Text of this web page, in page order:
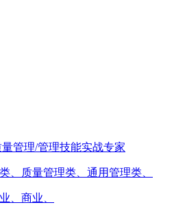
管理/管理技能实战专家
、质量管理类、通用管理类、
、商业、